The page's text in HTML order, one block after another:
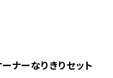
ナーなりきりセット